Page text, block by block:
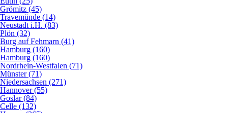
Grömitz (45)
Travemünde (14)
Neustadt i.H. (83)
Plön (32)
Burg auf Fehmarn (41)
Hamburg (160)
Hamburg (160)
Nordrhein-Westfalen (71)
Münster (71)
Niedersachsen (271)
Hannover (55)
Goslar (84)
Celle (132)